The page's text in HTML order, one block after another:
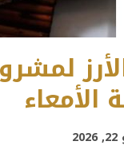
الأمعاء